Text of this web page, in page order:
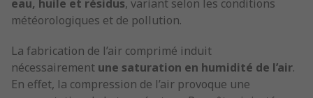
eau, huile et résidus, variant selon les conditions
météorologiques et de pollution.
La fabrication de l’air comprimé induit
nécessairement une saturation en humidité de l’air.
En effet, la compression de l’air provoque une